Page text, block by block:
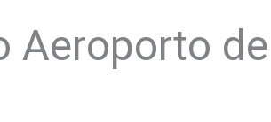
Aeroporto de